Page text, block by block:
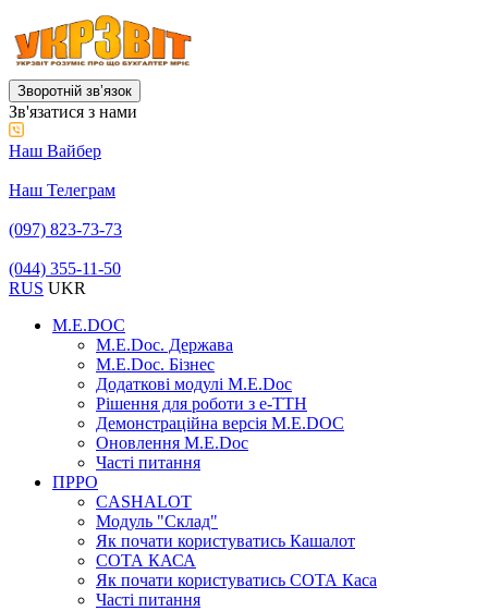
Зворотній звʼязок
Зв'язатися з нами
Наш Вайбер
Наш Телеграм
(097) 823-73-73
(044) 355-11-50
RUS UKR
M.E.DOC
M.E.Doc. Держава
M.E.Doc. Бізнес
Додаткові модулі M.E.Doc
Рішення для роботи з е-ТТН
Демонстраційна версія M.E.DOC
Оновлення M.E.Doc
Часті питання
ПРРО
CASHALOT
Модуль "Склад"
Як почати користуватись Кашалот
СОТА КАСА
Як почати користуватись СОТА Каса
Часті питання